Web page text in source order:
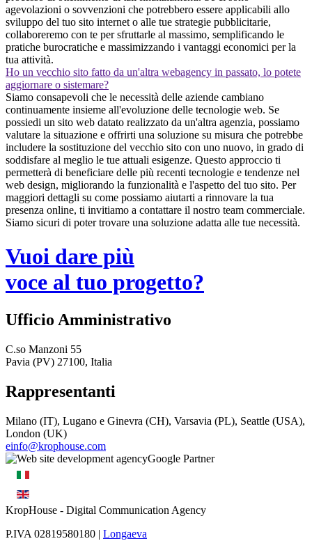
agevolazioni o sovvenzioni che potrebbero essere applicabili allo
sviluppo del tuo sito internet o alle tue strategie pubblicitarie,
collaboreremo con te per sfruttarle al massimo, semplificando le
pratiche burocratiche e massimizzando i vantaggi economici per la
tua attività.
Ho un vecchio sito fatto da un'altra webagency in passato, lo potete
aggiornare o sistemare?
Siamo consapevoli che le necessità delle aziende cambiano
continuamente insieme all'evoluzione delle tecnologie web. Se
possiedi un sito web datato realizzato da un'altra agenzia, possiamo
valutare la situazione e offrirti una soluzione su misura che potrebbe
includere la sostituzione del vecchio sito con uno nuovo, in grado di
soddisfare al meglio le tue attuali esigenze. Questo approccio ti
permetterà di beneficiare delle più recenti tecnologie e tendenze nel
web design, migliorando la funzionalità e l'aspetto del tuo sito. Per
maggiori dettagli su come possiamo aiutarti a rinnovare la tua
presenza online, ti invitiamo a contattare il nostro team commerciale.
Siamo sicuri di poter trovare una soluzione adatta alle tue necessità.
Vuoi dare più
voce al tuo progetto?
Ufficio Amministrativo
C.so Manzoni 55
Pavia (PV) 27100, Italia
Rappresentanti
Milano (IT), Lugano e Ginevra (CH), Varsavia (PL), Seattle (USA),
London (UK)
einfo@krophouse.com
KropHouse - Digital Communication Agency
P.IVA 02819580180 | Longaeva